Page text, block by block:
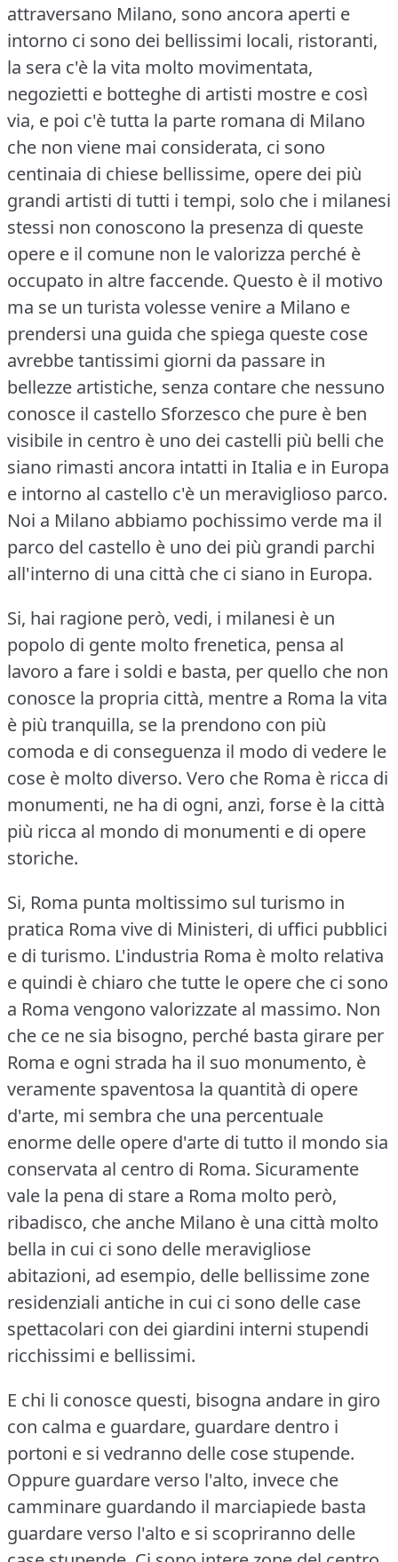
attraversano Milano, sono ancora aperti e
intorno ci sono dei bellissimi locali, ristoranti,
la sera c'è la vita molto movimentata,
negozietti e botteghe di artisti mostre e così
via, e poi c'è tutta la parte romana di Milano
che non viene mai considerata, ci sono
centinaia di chiese bellissime, opere dei più
grandi artisti di tutti i tempi, solo che i milanesi
stessi non conoscono la presenza di queste
opere e il comune non le valorizza perché è
occupato in altre faccende. Questo è il motivo
ma se un turista volesse venire a Milano e
prendersi una guida che spiega queste cose
avrebbe tantissimi giorni da passare in
bellezze artistiche, senza contare che nessuno
conosce il castello Sforzesco che pure è ben
visibile in centro è uno dei castelli più belli che
siano rimasti ancora intatti in Italia e in Europa
e intorno al castello c'è un meraviglioso parco.
Noi a Milano abbiamo pochissimo verde ma il
parco del castello è uno dei più grandi parchi
all'interno di una città che ci siano in Europa.
Si, hai ragione però, vedi, i milanesi è un
popolo di gente molto frenetica, pensa al
lavoro a fare i soldi e basta, per quello che non
conosce la propria città, mentre a Roma la vita
è più tranquilla, se la prendono con più
comoda e di conseguenza il modo di vedere le
cose è molto diverso. Vero che Roma è ricca di
monumenti, ne ha di ogni, anzi, forse è la città
più ricca al mondo di monumenti e di opere
storiche.
Si, Roma punta moltissimo sul turismo in
pratica Roma vive di Ministeri, di uffici pubblici
e di turismo. L'industria Roma è molto relativa
e quindi è chiaro che tutte le opere che ci sono
a Roma vengono valorizzate al massimo. Non
che ce ne sia bisogno, perché basta girare per
Roma e ogni strada ha il suo monumento, è
veramente spaventosa la quantità di opere
d'arte, mi sembra che una percentuale
enorme delle opere d'arte di tutto il mondo sia
conservata al centro di Roma. Sicuramente
vale la pena di stare a Roma molto però,
ribadisco, che anche Milano è una città molto
bella in cui ci sono delle meravigliose
abitazioni, ad esempio, delle bellissime zone
residenziali antiche in cui ci sono delle case
spettacolari con dei giardini interni stupendi
ricchissimi e bellissimi.
E chi li conosce questi, bisogna andare in giro
con calma e guardare, guardare dentro i
portoni e si vedranno delle cose stupende.
Oppure guardare verso l'alto, invece che
camminare guardando il marciapiede basta
guardare verso l'alto e si scopriranno delle